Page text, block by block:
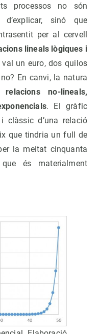
processos no són
sinó que
per al cervell
lineals lògiques i
un euro, dos quilos
En canvi, la natura
no-lineals,
. El gràfic
clàssic d’una relació
que tindria un full de
la meitat cinquanta
és materialment